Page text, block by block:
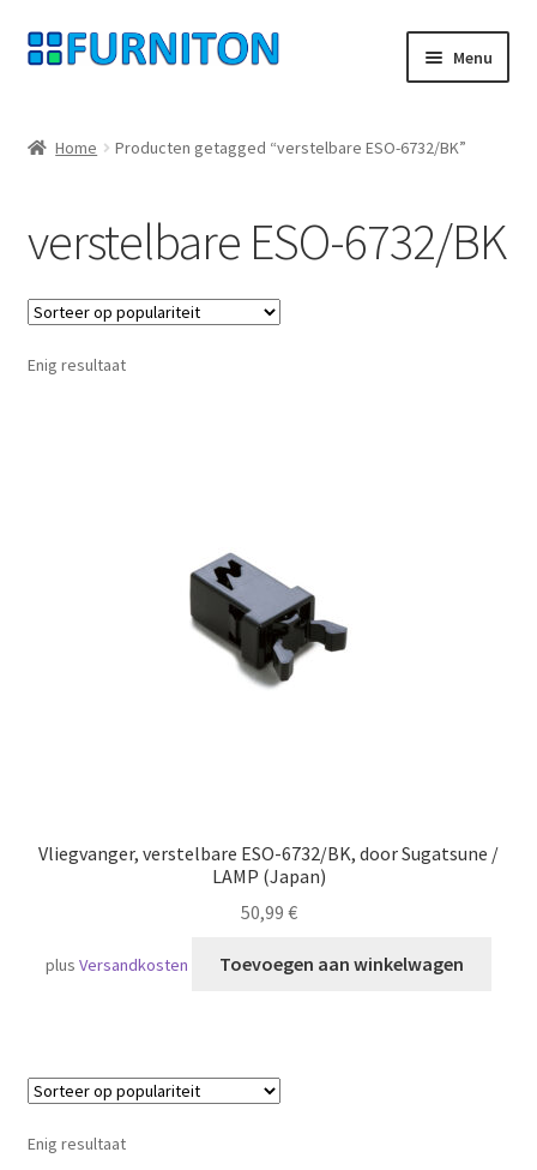
Ga
door
navigatie
Ga
naar
inhoud
Menu
Gegevensbescherming
Herroepingsrecht
Neem contact op met
Home Producten getagged “verstelbare ESO-6732/BK”
verstelbare ESO-6732/BK
Enig resultaat
Vliegvanger, verstelbare ESO-6732/BK, door Sugatsune /
LAMP (Japan)
50,99 €
plusVersandkosten Toevoegen aan winkelwagen
Enig resultaat